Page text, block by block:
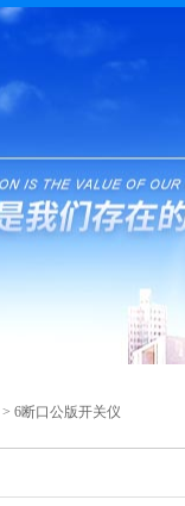
> 6断口公版开关仪